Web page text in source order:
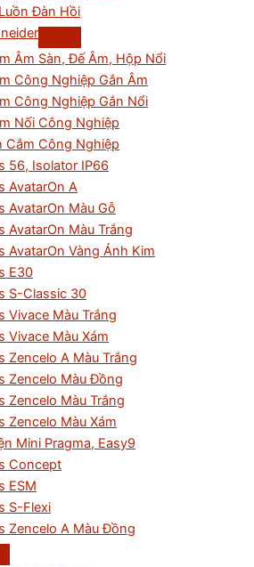
Đàn Hồi
Âm Sàn, Đế Âm, Hộp Nổi
Công Nghiệp Gắn Âm
Công Nghiệp Gắn Nổi
Nối Công Nghiệp
Cắm Công Nghiệp
56, Isolator IP66
AvatarOn A
AvatarOn Màu Gỗ
AvatarOn Màu Trắng
AvatarOn Vàng Ánh Kim
E30
S-Classic 30
Vivace Màu Trắng
Vivace Màu Xám
Zencelo A Màu Trắng
Zencelo Màu Đồng
Zencelo Màu Trắng
Zencelo Màu Xám
Mini Pragma, Easy9
Concept
ESM
S-Flexi
Zencelo A Màu Đồng